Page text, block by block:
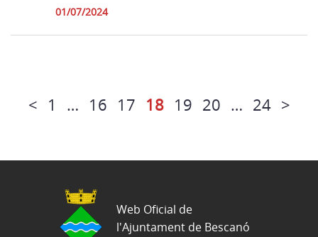
01/07/2024
< 1 … 16 17 18 19 20 … 24 >
Web Oficial de
l'Ajuntament de Bescanó